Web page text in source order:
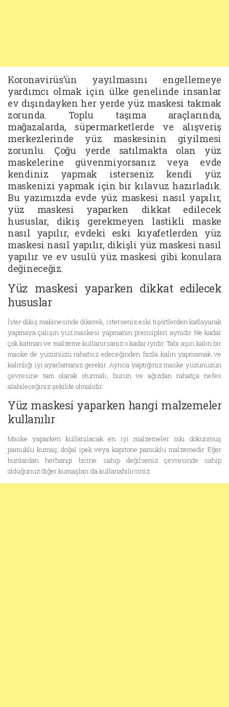
Koronavirüs’ün yayılmasını engellemeye
yardımcı olmak için ülke genelinde insanlar
ev dışındayken her yerde yüz maskesi takmak
zorunda. Toplu taşıma araçlarında,
mağazalarda, süpermarketlerde ve alışveriş
merkezlerinde yüz maskesinin giyilmesi
zorunlu. Çoğu yerde satılmakta olan yüz
maskelerine güvenmiyorsanız veya evde
kendiniz yapmak isterseniz kendi yüz
maskenizi yapmak için bir kılavuz hazırladık.
Bu yazımızda evde yüz maskesi nasıl yapılır,
yüz maskesi yaparken dikkat edilecek
hususlar, dikiş gerekmeyen lastikli maske
nasıl yapılır, evdeki eski kıyafetlerden yüz
maskesi nasıl yapılır, dikişli yüz maskesi nasıl
yapılır ve ev usulü yüz maskesi gibi konulara
değineceğiz.
Yüz maskesi yaparken dikkat edilecek
hususlar
İster dikiş makinesinde dikerek, isterseniz eski tişörtlerden katlayarak
yapmaya çalışın yüz maskesi yapmanın prensipleri aynıdır. Ne kadar
çok katman ve malzeme kullanırsanız o kadar iyidir. Tabi aşırı kalın bir
maske de yüzünüzü rahatsız edeceğinden fazla kalın yapmamak ve
kalınlığı iyi ayarlamanız gerekir. Ayrıca yaptığınız maske yüzünüzün
çevresine tam olarak oturmalı, burun ve ağızdan rahatça nefes
alabileceğiniz şekilde olmalıdır.
Yüz maskesi yaparken hangi malzemeler
kullanılır
Maske yaparken kullanılacak en iyi malzemeler sıkı dokunmuş
pamuklu kumaş, doğal ipek veya kapitone pamuklu malzemedir. Eğer
bunlardan herhangi birine sahip değilseniz çevresinde sahip
olduğunuz diğer kumaşları da kullanabilirsiniz.